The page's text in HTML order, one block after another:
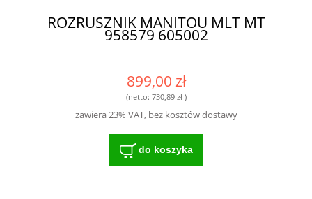
ROZRUSZNIK MANITOU MLT MT
958579 605002
899,00 zł
(netto: 730,89 zł)
zawiera 23% VAT, bez kosztów dostawy
do koszyka